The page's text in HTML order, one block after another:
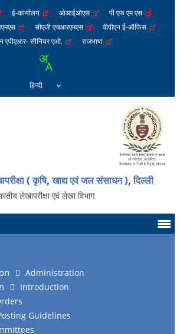
ई-कार्यालय ओआईओएस
पी एफ एम एस
सीएजी एचआरएमएस
वीपीएन ई-ऑफिस
एपीएआर- सीनियर एओ.
राजभाषा
( कृषि, खाद्य एवं जल संसाधन ), दिल्ली
लेखापरीक्षा एवं लेखा विभाग
Administration
Introduction
Guidelines